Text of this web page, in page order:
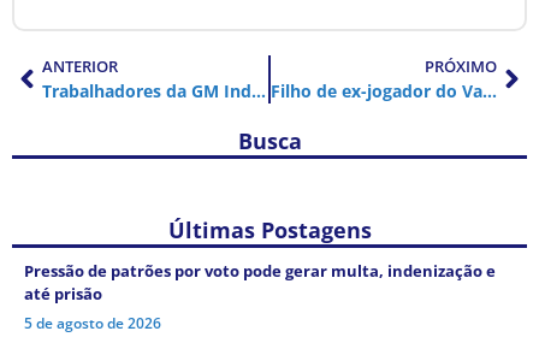
ANTERIOR
Trabalhadores da GM Indaiatuba aprovam Acordo de Compensação de horas para assistir os Jogos do Brasil na Copa 2022
PRÓXIMO
Filho de ex-jogador do Vasco ajuda 20 mil pessoas em situação de rua em PE
Busca
Últimas Postagens
Pressão de patrões por voto pode gerar multa, indenização e
até prisão
5 de agosto de 2026